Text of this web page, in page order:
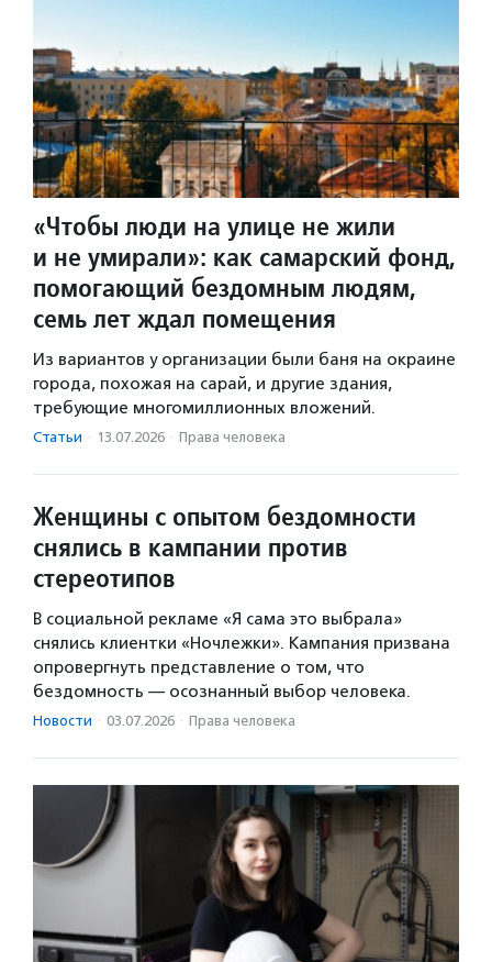
«Чтобы люди на улице не жили
и не умирали»: как самарский фонд,
помогающий бездомным людям,
семь лет ждал помещения
Из вариантов у организации были баня на окраине
города, похожая на сарай, и другие здания,
требующие многомиллионных вложений.
Статьи · 13.07.2026 · Права человека
Женщины с опытом бездомности
снялись в кампании против
стереотипов
В социальной рекламе «Я сама это выбрала»
снялись клиентки «Ночлежки». Кампания призвана
опровергнуть представление о том, что
бездомность — осознанный выбор человека.
Новости · 03.07.2026 · Права человека